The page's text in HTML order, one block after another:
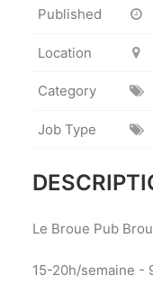
Published
Location
Category
Job Type
Le Broue Pub
15-20h/semaine -